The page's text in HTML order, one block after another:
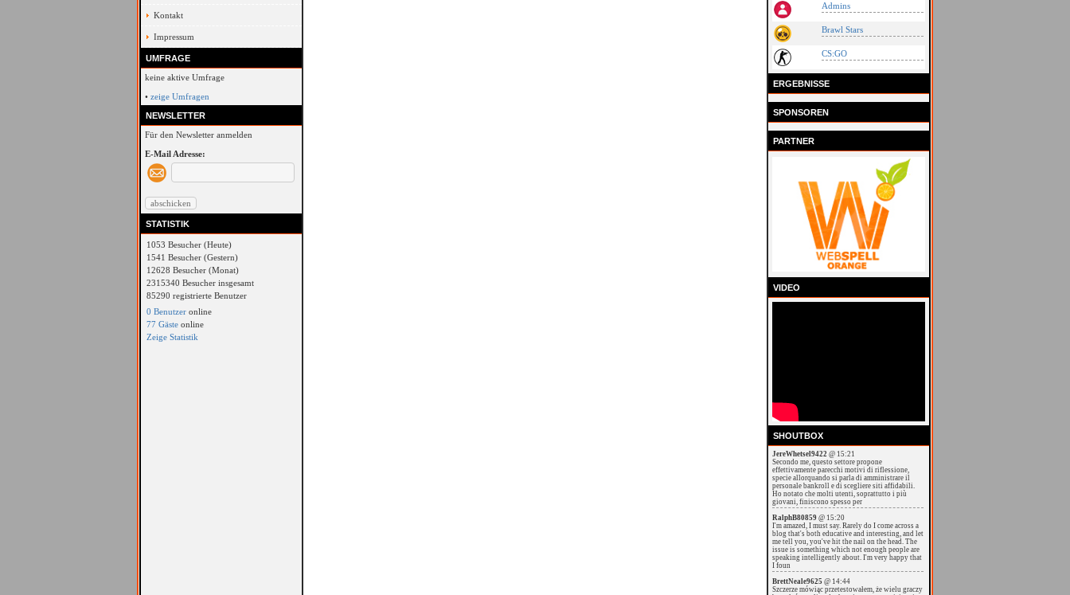
Kontakt
Impressum
UMFRAGE
keine aktive Umfrage
• zeige Umfragen
NEWSLETTER
Für den Newsletter anmelden
E-Mail Adresse:
STATISTIK
1053 Besucher (Heute)
1541 Besucher (Gestern)
12628 Besucher (Monat)
2315340 Besucher insgesamt
85290 registrierte Benutzer
0 Benutzer online
77 Gäste online
Zeige Statistik
Admins
Brawl Stars
CS:GO
ERGEBNISSE
SPONSOREN
PARTNER
VIDEO
SHOUTBOX
JereWhetsel9422 @ 15:21
Secondo me, questo settore propone
effettivamente parecchi motivi di riflessione,
specie allorquando si parla di amministrare il
personale bankroll e di scegliere siti affidabili.
Ho notato che molti utenti, soprattutto i più
giovani, finiscono spesso per
RalphB80859 @ 15:20
I'm amazed, I must say. Rarely do I come across a
blog that's both educative and interesting, and let
me tell you, you've hit the nail on the head. The
issue is something which not enough people are
speaking intelligently about. I'm very happy that
I foun
BrettNeale9625 @ 14:44
Szczerze mówiąc przetestowałem, że wielu graczy